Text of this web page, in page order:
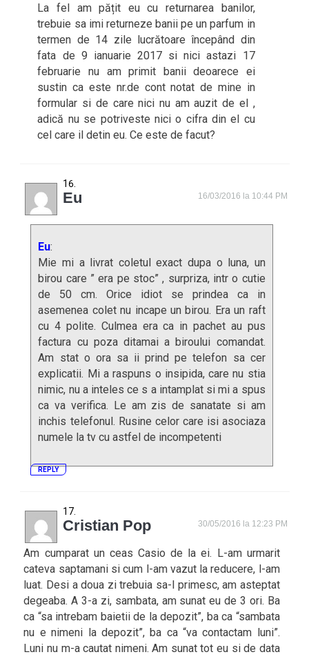
La fel am pățit eu cu returnarea banilor,
trebuie sa imi returneze banii pe un parfum in
termen de 14 zile lucrătoare începând din
fata de 9 ianuarie 2017 si nici astazi 17
februarie nu am primit banii deoarece ei
sustin ca este nr.de cont notat de mine in
formular si de care nici nu am auzit de el ,
adică nu se potriveste nici o cifra din el cu
cel care il detin eu. Ce este de facut?
Eu 16/03/2016 la 10:44 PM
Eu:
Mie mi a livrat coletul exact dupa o luna, un
birou care ” era pe stoc” , surpriza, intr o cutie
de 50 cm. Orice idiot se prindea ca in
asemenea colet nu incape un birou. Era un raft
cu 4 polite. Culmea era ca in pachet au pus
factura cu poza ditamai a biroului comandat.
Am stat o ora sa ii prind pe telefon sa cer
explicatii. Mi a raspuns o insipida, care nu stia
nimic, nu a inteles ce s a intamplat si mi a spus
ca va verifica. Le am zis de sanatate si am
inchis telefonul. Rusine celor care isi asociaza
numele la tv cu astfel de incompetenti
REPLY
Cristian Pop 30/05/2016 la 12:23 PM
Am cumparat un ceas Casio de la ei. L-am urmarit
cateva saptamani si cum l-am vazut la reducere, l-am
luat. Desi a doua zi trebuia sa-l primesc, am asteptat
degeaba. A 3-a zi, sambata, am sunat eu de 3 ori. Ba
ca “sa intrebam baietii de la depozit”, ba ca “sambata
nu e nimeni la depozit”, ba ca “va contactam luni”.
Luni nu m-a cautat nimeni. Am sunat tot eu si de data